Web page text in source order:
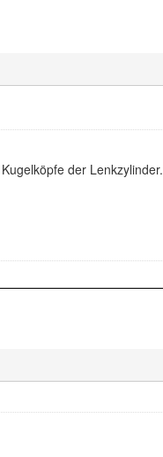
der Lenkzylinder.